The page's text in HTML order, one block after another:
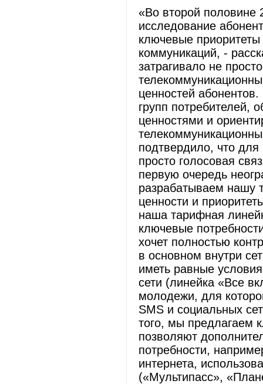
«Во второй половине
исследование
ключевые
коммуникаций, -
затрагивало не
ценностей
групп потребителей,
ценностями и
подтвердило, что
просто голосовая
первую очередь
разрабатываем нашу
ценности и
наша тарифная
ключевые
хочет полностью
в основном внутри
иметь равные
сети (линейка «Все
молодежи, для
SMS и социальных
того, мы предлагаем
позволяют
потребности,
интернета,
(«Мультипасс»,